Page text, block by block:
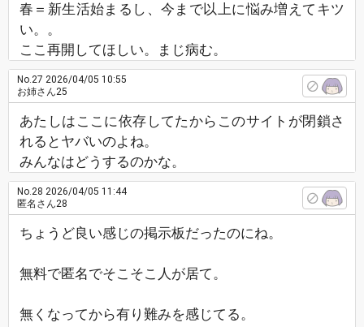
春＝新生活始まるし、今まで以上に悩み増えてキツ
い。。
ここ再開してほしい。まじ病む。
No.27 2026/04/05 10:55
お姉さん25
あたしはここに依存してたからこのサイトが閉鎖さ
れるとヤバいのよね。
みんなはどうするのかな。
No.28 2026/04/05 11:44
匿名さん28
ちょうど良い感じの掲示板だったのにね。
無料で匿名でそこそこ人が居て。
無くなってから有り難みを感じてる。